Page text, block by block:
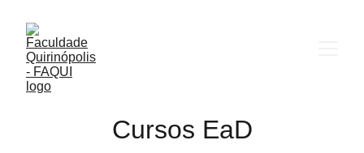
Cursos EaD